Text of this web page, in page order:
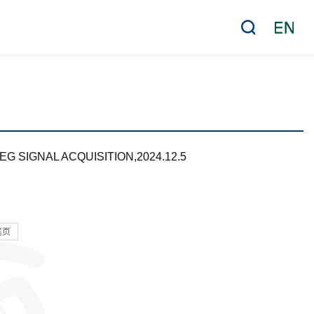
SIGNAL ACQUISITION,2024.12.5
页